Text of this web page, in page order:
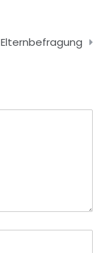
Elternbefragung